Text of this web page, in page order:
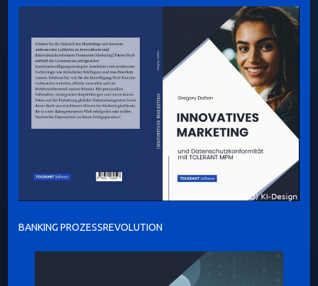
BANKING PROZESSREVOLUTION